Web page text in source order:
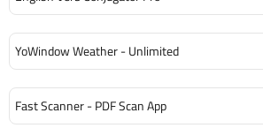
YoWindow Weather - Unlimited
Fast Scanner - PDF Scan App